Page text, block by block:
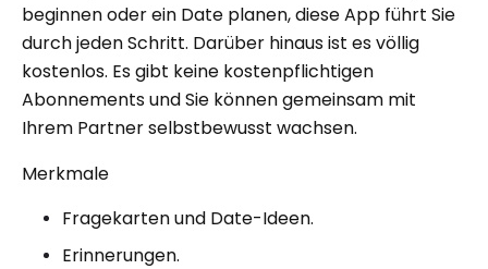
beginnen oder ein Date planen, diese App führt Sie
durch jeden Schritt. Darüber hinaus ist es völlig
kostenlos. Es gibt keine kostenpflichtigen
Abonnements und Sie können gemeinsam mit
Ihrem Partner selbstbewusst wachsen.
Merkmale
Fragekarten und Date-Ideen.
Erinnerungen.